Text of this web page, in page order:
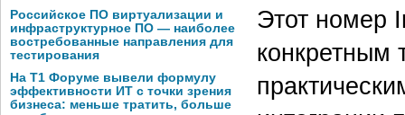
Российское ПО виртуализации и
инфраструктурное ПО — наиболее
востребованные направления для
тестирования
На Т1 Форуме вывели формулу
эффективности ИТ с точки зрения
бизнеса: меньше тратить, больше
Этот номер
конкретным